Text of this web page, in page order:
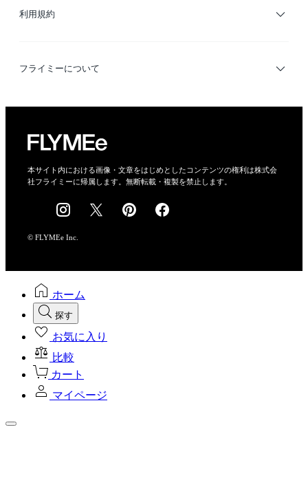
利用規約
利用規約
フライミーについて
会社概要
採用情報
本サイト内における画像・文章をはじめとしたコンテンツの権利は株式会
社フライミーに帰属します。無断転載・複製を禁止します。
© FLYMEe Inc.
ホーム
探す
お気に入り
比較
カート
マイページ